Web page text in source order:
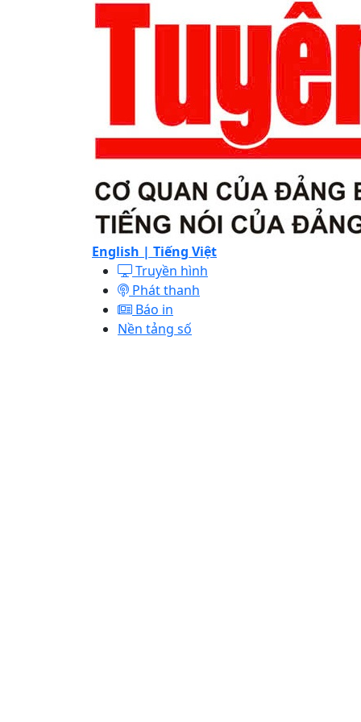
English | Tiếng Việt
Truyền hình
Phát thanh
Báo in
Nền tảng số